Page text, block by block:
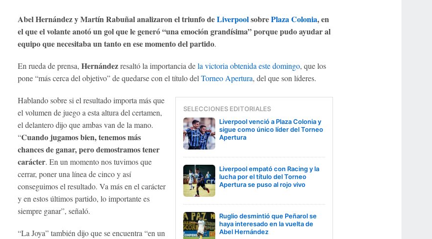
Abel Hernández y Martín Rabuñal analizaron el triunfo deLiverpoolsobrePlaza Colonia, en
el que el volante anotó un gol que le generó “una emoción grandísima” porque pudo ayudar al
equipo que necesitaba un tanto en ese momento del partido.
En rueda de prensa, Hernándezresaltó la importancia dela victoria obtenida este domingo, que los
pone “más cerca del objetivo” de quedarse con el título del Torneo Apertura, del que son líderes.
SELECCIONES EDITORIALES
Liverpool venció a Plaza Colonia y
sigue como único líder del Torneo
Apertura
Liverpool empató con Racing y la
lucha por el título del Torneo
Apertura se puso al rojo vivo
Ruglio desmintió que Peñarol se
haya interesado en la vuelta de
Abel Hernández
Hablando sobre si el resultado importa más que
el volumen de juego a esta altura del certamen,
el delantero dijo que ambas van de la mano.
“Cuando jugamos bien, tenemos más
chances de ganar, pero demostramos tener
carácter. En un momento nos tuvimos que
cerrar, poner una línea de cinco y así
conseguimos el resultado. Va más en el carácter
y en estos últimos partido, lo importante es
siempre ganar”, señaló.
“La Joya” también dijo que se encuentra “en un